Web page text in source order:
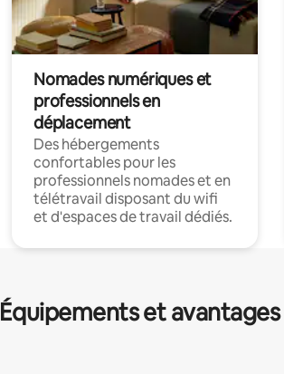
Nomades numériques et
professionnels en
déplacement
Des hébergements
confortables pour les
professionnels nomades et en
télétravail disposant du wifi
et d'espaces de travail dédiés.
Équipements et